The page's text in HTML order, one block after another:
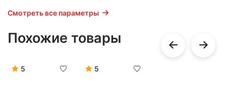
Смотреть все параметры
Похожие товары
5 5